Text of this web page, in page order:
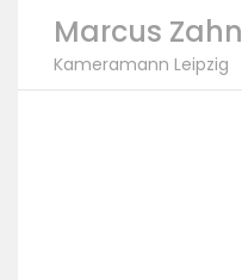
Marcus Zahn
Kameramann Leipzig